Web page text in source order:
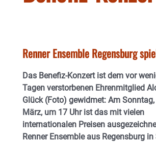
Renner Ensemble Regensburg
Das Benefiz-Konzert ist dem vor
Tagen verstorbenen Ehrenmitglied
Glück (Foto) gewidmet: Am
März, um 17 Uhr ist das mit vielen
internationalen Preisen
Renner Ensemble aus Regensburg in